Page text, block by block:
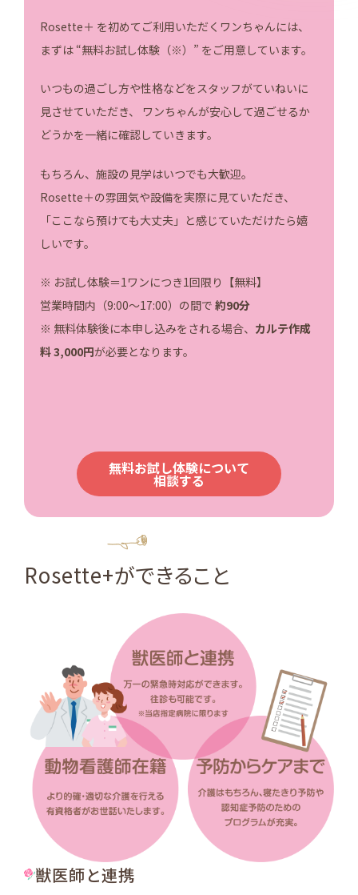
Rosette＋ を初めてご利用いただくワンちゃんには、
まずは “無料お試し体験（※）” をご用意しています。
いつもの過ごし方や性格などをスタッフがていねいに
見させていただき、 ワンちゃんが安心して過ごせるか
どうかを一緒に確認していきます。
もちろん、施設の見学はいつでも大歓迎。
Rosette＋の雰囲気や設備を実際に見ていただき、
「ここなら預けても大丈夫」と感じていただけたら嬉
しいです。
※ お試し体験＝1ワンにつき1回限り【無料】
営業時間内（9:00〜17:00）の間で 約90分
※ 無料体験後に本申し込みをされる場合、 カルテ作成
料 3,000円が必要となります。
無料お試し体験について
相談する
Guide
Rosette+ができること
獣医師と連携